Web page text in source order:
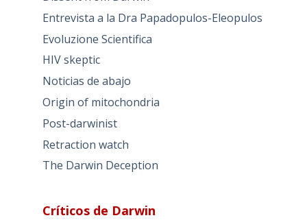
Entrevista a la Dra Papadopulos-Eleopulos
Evoluzione Scientifica
HIV skeptic
Noticias de abajo
Origin of mitochondria
Post-darwinist
Retraction watch
The Darwin Deception
Críticos de Darwin